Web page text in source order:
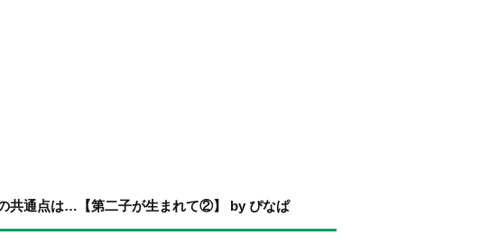
共通点は…【第二子が生まれて②】 by ぴなぱ